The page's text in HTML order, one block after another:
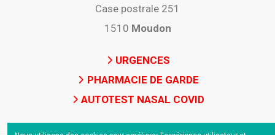
Case postrale 251
1510 Moudon
URGENCES
PHARMACIE DE GARDE
AUTOTEST NASAL COVID